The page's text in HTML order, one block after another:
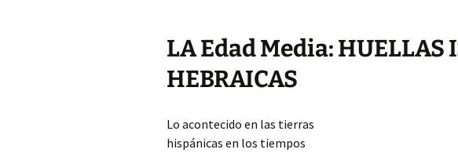
LA Edad Media: HUELLAS
HEBRAICAS
Lo acontecido en las tierras
hispánicas en los tiempos